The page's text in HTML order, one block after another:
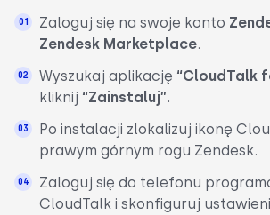
Zaloguj się na swoje konto
Zendesk Marketplace.
Wyszukaj aplikację “CloudTalk
kliknij “Zainstaluj”.
Po instalacji zlokalizuj ikonę
prawym górnym rogu Zendesk.
Zaloguj się do telefonu
CloudTalk i skonfiguruj